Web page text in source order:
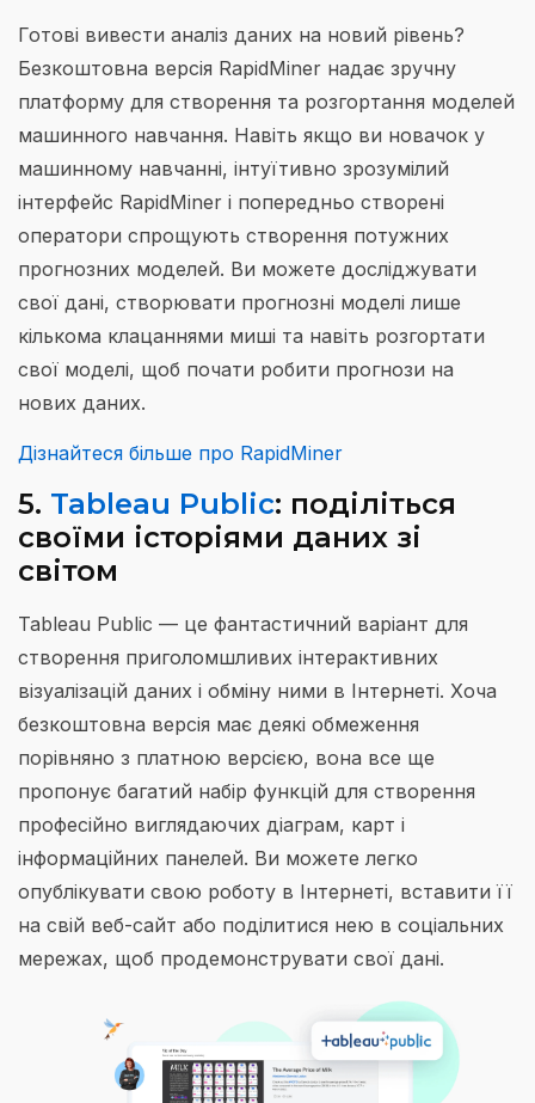
Готові вивести аналіз даних на новий рівень?
Безкоштовна версія RapidMiner надає зручну
платформу для створення та розгортання моделей
машинного навчання. Навіть якщо ви новачок у
машинному навчанні, інтуїтивно зрозумілий
інтерфейс RapidMiner і попередньо створені
оператори спрощують створення потужних
прогнозних моделей. Ви можете досліджувати
свої дані, створювати прогнозні моделі лише
кількома клацаннями миші та навіть розгортати
свої моделі, щоб почати робити прогнози на
нових даних.
Дізнайтеся більше про RapidMiner
5. Tableau Public: поділіться
своїми історіями даних зі
світом
Tableau Public — це фантастичний варіант для
створення приголомшливих інтерактивних
візуалізацій даних і обміну ними в Інтернеті. Хоча
безкоштовна версія має деякі обмеження
порівняно з платною версією, вона все ще
пропонує багатий набір функцій для створення
професійно виглядаючих діаграм, карт і
інформаційних панелей. Ви можете легко
опублікувати свою роботу в Інтернеті, вставити її
на свій веб-сайт або поділитися нею в соціальних
мережах, щоб продемонструвати свої дані.